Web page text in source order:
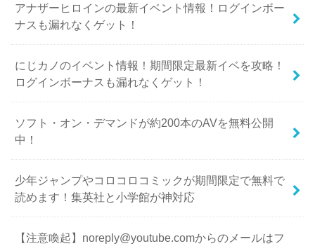
アナザーヒロインの最新イベント情報！ログインボー
ナスも漏れなくゲット！
にじカノのイベント情報！期間限定最新イベを攻略！
ログインボーナスも漏れなくゲット！
ソフト・オン・デマンドが約200本のAVを無料公開
中！
少年ジャンプやコロコロコミックが期間限定で無料で
読めます！集英社と小学館が神対応
【注意喚起】noreply@youtube.comからのメールはフ